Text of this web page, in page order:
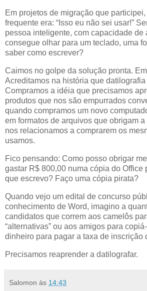
Em projetos de migração que
frequente era: “Isso eu não sei usar!”
pessoa inteligente, com capacidade de
consegue olhar para um teclado, uma
saber como escrever?
Caimos no golpe da solução pronta.
Acreditamos na história que
Compramos a idéia que precisamos
produtos que nos são empurrados
quando compramos um novo
em formatos de arquivos que obrigam
nos relacionamos a comprarem os
usamos.
Fico pensando: Como posso obrigar
gastar R$ 800,00 numa cópia do Office
que escrevo? Faço uma cópia pirata?
Quando vejo um edital de concurso
conhecimento de Word, imagino a
candidatos que correm aos camelôs
“alternativas” ou aos amigos para
dinheiro para pagar a taxa de inscrição
Precisamos reaprender a datilografar.
Salomon às 14:43